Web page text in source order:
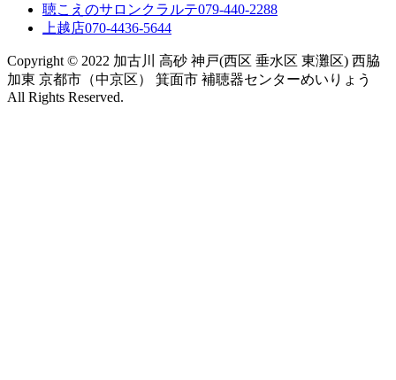
聴こえのサロンクラルテ079-440-2288
上越店070-4436-5644
Copyright © 2022 加古川 高砂 神戸(西区 垂水区 東灘区) 西脇
加東 京都市（中京区） 箕面市 補聴器センターめいりょう
All Rights Reserved.